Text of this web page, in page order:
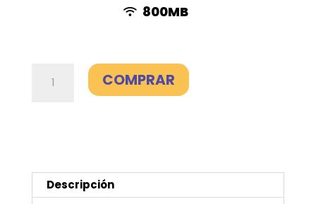
800MB
800Mb
Netflix
y
COMPRAR
Descripción